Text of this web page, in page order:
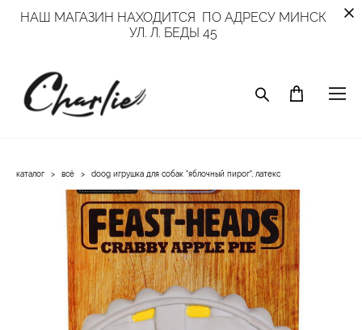
НАШ МАГАЗИН НАХОДИТСЯ ПО АДРЕСУ МИНСК
УЛ. Л. БЕДЫ 45
каталог > всё > doog игрушка для собак "яблочный пирог", латекс